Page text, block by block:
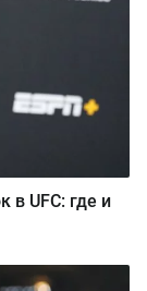
в UFC: где и